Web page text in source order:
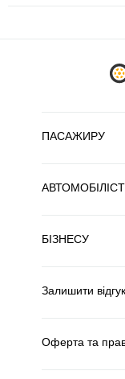
ПАСАЖИРУ
БІЗНЕСУ
Залишити відгук
Оферта та